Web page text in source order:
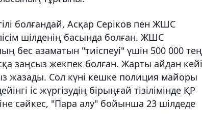
болғандай, Асқар Серіков пен ЖШС
шілденің басында болған. ЖШС
азаматын "тиіспеуі" үшін 500 000
заңсыз жекпек болған. Жарты айдан
жазады. Сол күні кешке полиция майоры
іс жүргізудің бірыңғай тізілімінде ҚР
сәйкес, "Пара алу" бойынша 23 шілдеде